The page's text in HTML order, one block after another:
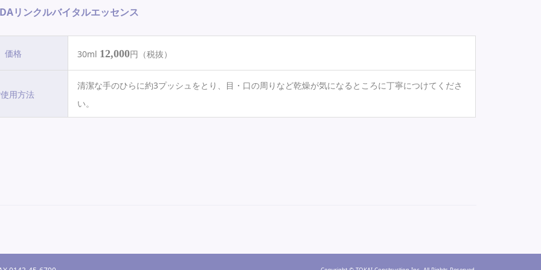
リンクルバイタルエッセンス
価格 30ml 12,000円（税抜）
用方法
清潔な手のひらに約3プッシュをとり、目・口の周りなど乾燥が気になるところに丁寧につけてくださ
い。